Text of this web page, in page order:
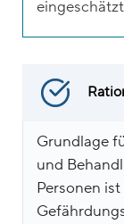
Grundlage
und
Personen